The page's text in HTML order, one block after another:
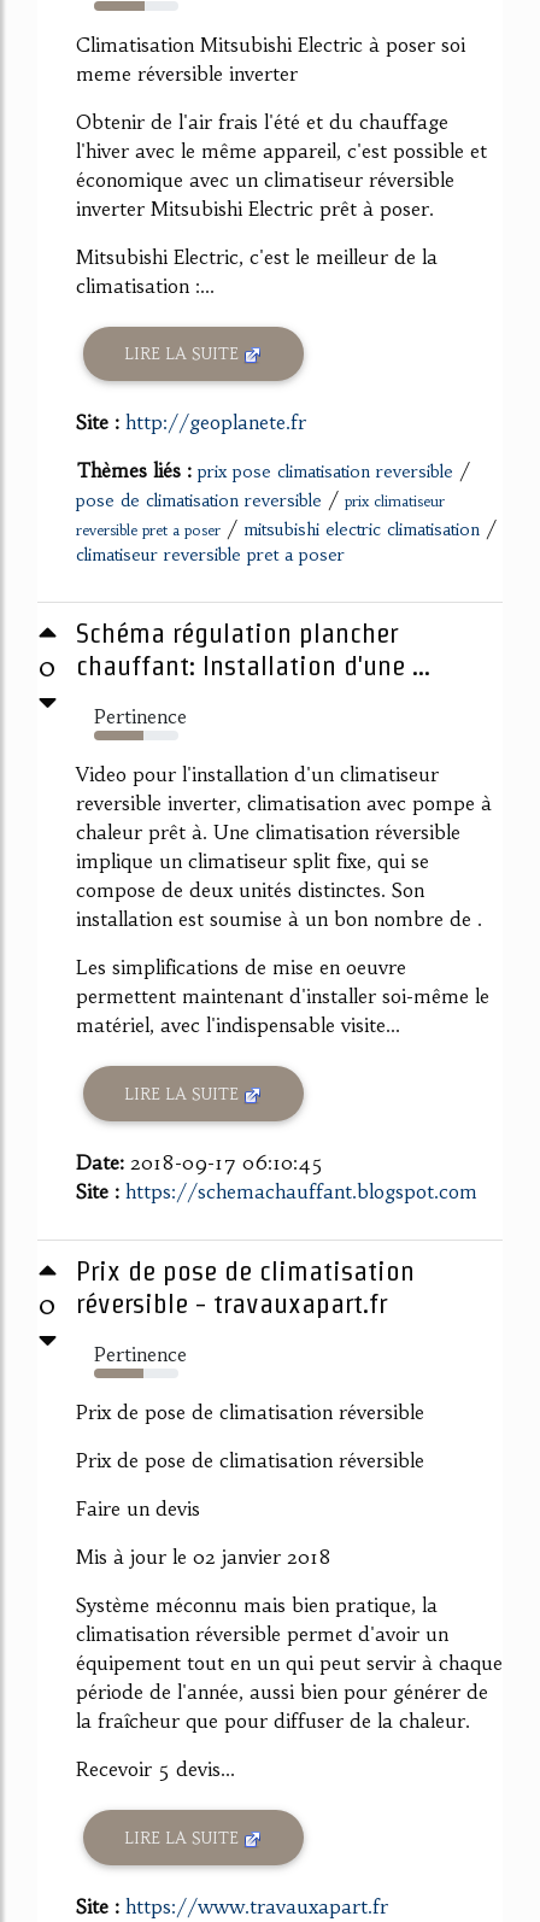
60%
Climatisation Mitsubishi Electric à poser soi
meme réversible inverter
Obtenir de l'air frais l'été et du chauffage
l'hiver avec le même appareil, c'est possible et
économique avec un climatiseur réversible
inverter Mitsubishi Electric prêt à poser.
Mitsubishi Electric, c'est le meilleur de la
climatisation :...
LIRE LA SUITE
Site : http://geoplanete.fr
Thèmes liés : prix pose climatisation reversible /
pose de climatisation reversible / prix climatiseur
reversible pret a poser / mitsubishi electric climatisation /
climatiseur reversible pret a poser
0
Schéma régulation plancher
chauffant: Installation d'une ...
Pertinence
59%
Video pour l'installation d'un climatiseur
reversible inverter, climatisation avec pompe à
chaleur prêt à. Une climatisation réversible
implique un climatiseur split fixe, qui se
compose de deux unités distinctes. Son
installation est soumise à un bon nombre de .
Les simplifications de mise en oeuvre
permettent maintenant d'installer soi-même le
matériel, avec l'indispensable visite...
LIRE LA SUITE
Date: 2018-09-17 06:10:45
Site : https://schemachauffant.blogspot.com
0
Prix de pose de climatisation
réversible - travauxapart.fr
Pertinence
59%
Prix de pose de climatisation réversible
Prix de pose de climatisation réversible
Faire un devis
Mis à jour le 02 janvier 2018
Système méconnu mais bien pratique, la
climatisation réversible permet d'avoir un
équipement tout en un qui peut servir à chaque
période de l'année, aussi bien pour générer de
la fraîcheur que pour diffuser de la chaleur.
Recevoir 5 devis...
LIRE LA SUITE
Site : https://www.travauxapart.fr